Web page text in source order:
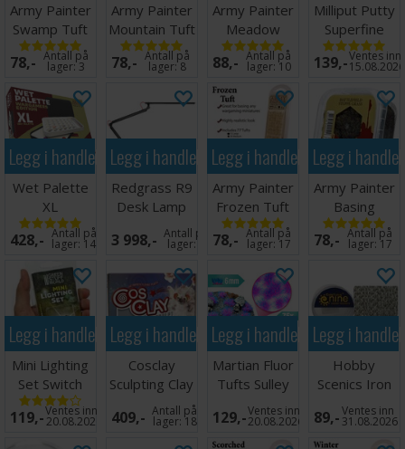
Army Painter
Swamp Tuft
78,- Antall på
lager:3
Army Painter
Mountain Tuft
78,- Antall på
lager:8
Army Painter
Meadow
Flowers Tuft
88,- Antall på
lager: 10
Milliput Putty
Superfine
White 113g
139,-Ventes inn
15.08.2026
Legg i handlekurven
Wet Palette
XL
Wargamers
Edition
428,- Antall på
lager: 14
Legg i handlekurven
Redgrass R9
Desk Lamp
3 998,- Antall på
lager:
Legg i handlekurven
Army Painter
Frozen Tuft
78,- Antall på
lager: 17
Legg i
Army Painter
Basing
Steppe Grass
78,- Antall på
lager: 17
Legg i handlekurven
Mini Lighting
Set Switch
119,-Ventes inn
20.08.2026
Legg i handlekurven
Cosclay
Sculpting Clay
Grey Medium
Firm
409,- Antall på
lager: 18
Legg i handlekurven
Martian Fluor
Tufts Sulley
Purple Blue
129,-Ventes inn
20.08.2026
Legg i
Hobby
Scenics Iron
Chain 1,5mm
(1m)
89,-Ventes inn
31.08.2026